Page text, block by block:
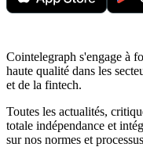
Cointelegraph s'engage à
haute qualité dans les
et de la fintech.
Toutes les actualités,
totale indépendance et
sur nos normes et